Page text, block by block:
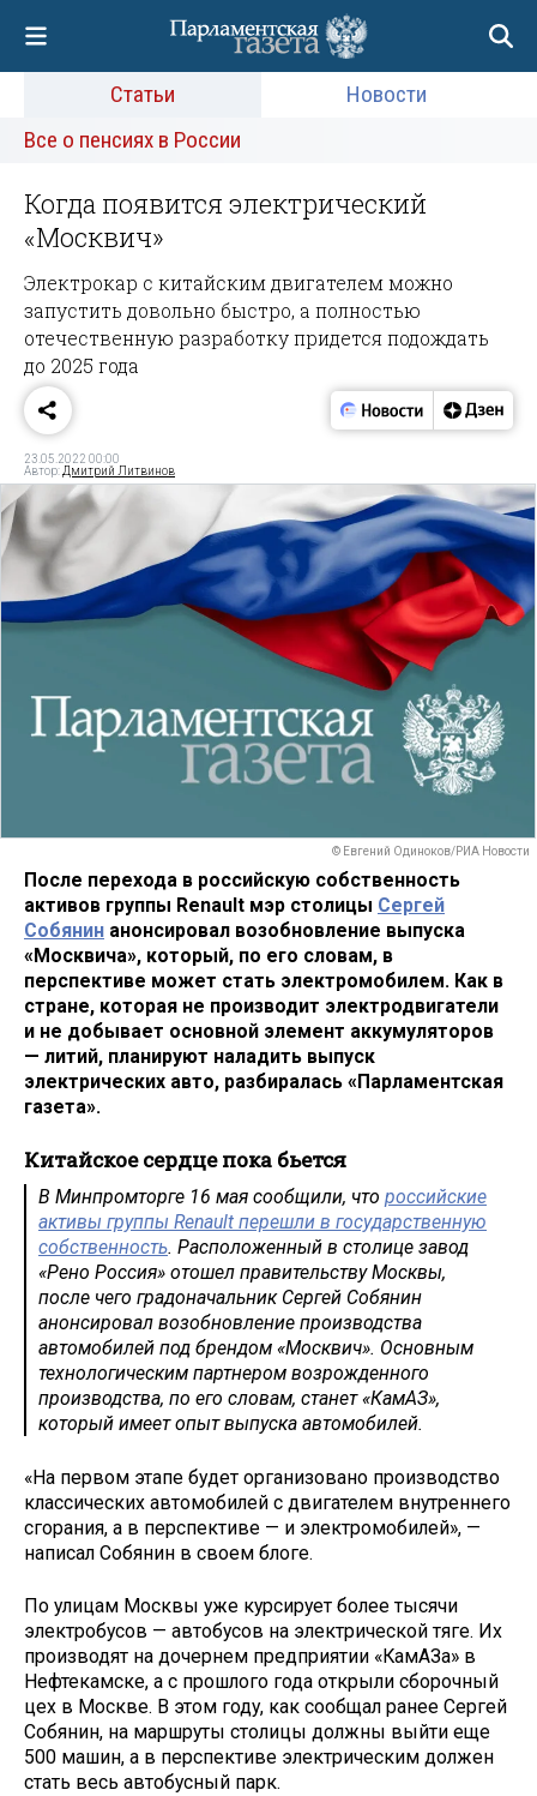
Статьи
Новости
Все о пенсиях в России
Когда появится электрический
«Москвич»
Электрокар с китайским двигателем можно
запустить довольно быстро, а полностью
отечественную разработку придется подождать
до 2025 года
23.05.2022 00:00
Автор: Дмитрий Литвинов
© Евгений Одиноков/РИА Новости
После перехода в российскую собственность
активов группы Renault мэр столицы Сергей
Собянин анонсировал возобновление выпуска
«Москвича», который, по его словам, в
перспективе может стать электромобилем. Как в
стране, которая не производит электродвигатели
и не добывает основной элемент аккумуляторов
— литий, планируют наладить выпуск
электрических авто, разбиралась «Парламентская
газета».
Китайское сердце пока бьется
В Минпромторге 16 мая сообщили, что российские
активы группы Renault перешли в государственную
собственность. Расположенный в столице завод
«Рено Россия» отошел правительству Москвы,
после чего градоначальник Сергей Собянин
анонсировал возобновление производства
автомобилей под брендом «Москвич». Основным
технологическим партнером возрожденного
производства, по его словам, станет «КамАЗ»,
который имеет опыт выпуска автомобилей.
«На первом этапе будет организовано производство
классических автомобилей с двигателем внутреннего
сгорания, а в перспективе — и электромобилей», —
написал Собянин в своем блоге.
По улицам Москвы уже курсирует более тысячи
электробусов — автобусов на электрической тяге. Их
производят на дочернем предприятии «КамАЗа» в
Нефтекамске, а с прошлого года открыли сборочный
цех в Москве. В этом году, как сообщал ранее Сергей
Собянин, на маршруты столицы должны выйти еще
500 машин, а в перспективе электрическим должен
стать весь автобусный парк.